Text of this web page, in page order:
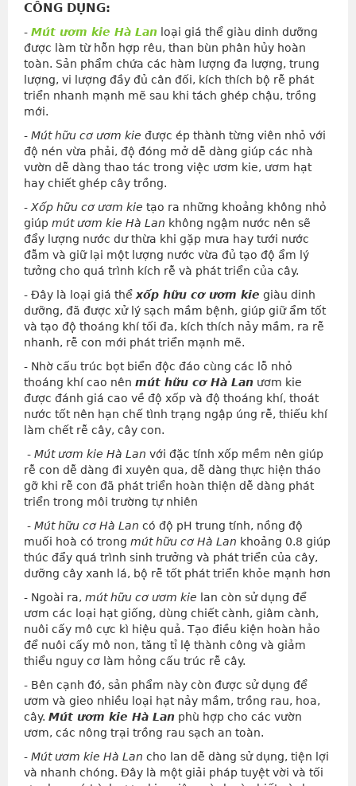
CÔNG DỤNG:
- Mút ươm kie Hà Lan loại giá thể giàu dinh dưỡng
được làm từ hỗn hợp rêu, than bùn phân hủy hoàn
toàn. Sản phẩm chứa các hàm lượng đa lượng, trung
lượng, vi lượng đầy đủ cân đối, kích thích bộ rễ phát
triển nhanh mạnh mẽ sau khi tách ghép chậu, trồng
mới.
- Mút hữu cơ ươm kie được ép thành từng viên nhỏ với
độ nén vừa phải, độ đóng mở dễ dàng giúp các nhà
vườn dễ dàng thao tác trong việc ươm kie, ươm hạt
hay chiết ghép cây trồng.
-Xốp hữu cơ ươm kie tạo ra những khoảng không nhỏ
giúp mút ươm kie Hà Lan không ngậm nước nên sẽ
đẩy lượng nước dư thừa khi gặp mưa hay tưới nước
đẫm và giữ lại một lượng nước vừa đủ tạo độ ẩm lý
tưởng cho quá trình kích rễ và phát triển của cây.
- Đây là loại giá thểxốp hữu cơ ươm kie giàu dinh
dưỡng, đã được xử lý sạch mầm bệnh, giúp giữ ẩm tốt
và tạo độ thoáng khí tối đa, kích thích nảy mầm, ra rễ
nhanh, rễ con mới phát triển mạnh mẽ.
- Nhờ cấu trúc bọt biển độc đáo cùng các lỗ nhỏ
thoáng khí cao nên mút hữu cơ Hà Lan ươm kie
được đánh giá cao về độ xốp và độ thoáng khí, thoát
nước tốt nên hạn chế tình trạng ngập úng rễ, thiếu khí
làm chết rễ cây, cây con.
- Mút ươm kie Hà Lan với đặc tính xốp mềm nên giúp
rễ con dễ dàng đi xuyên qua, dễ dàng thực hiện tháo
gỡ khi rễ con đã phát triển hoàn thiện dễ dàng phát
triển trong môi trường tự nhiên
- Mút hữu cơ Hà Lan có độ pH trung tính, nồng độ
muối hoà có trong mút hữu cơ Hà Lan khoảng 0.8 giúp
thúc đẩy quá trình sinh trưởng và phát triển của cây,
dưỡng cây xanh lá, bộ rễ tốt phát triển khỏe mạnh hơn
- Ngoài ra, mút hữu cơ ươm kie lan còn sử dụng để
ươm các loại hạt giống, dùng chiết cành, giâm cành,
nuôi cấy mô cực kì hiệu quả. Tạo điều kiện hoàn hảo
để nuôi cấy mô non, tăng tỉ lệ thành công và giảm
thiểu nguy cơ làm hỏng cấu trúc rễ cây.
- Bên cạnh đó, sản phẩm này còn được sử dụng để
ươm và gieo nhiều loại hạt nảy mầm, trồng rau, hoa,
cây. Mút ươm kie Hà Lan phù hợp cho các vườn
ươm, các nông trại trồng rau sạch an toàn.
- Mút ươm kie Hà Lan cho
lan dễ dàng sử dụng, tiện lợi
và nhanh chóng. Đây là một giải pháp tuyệt vời và tối